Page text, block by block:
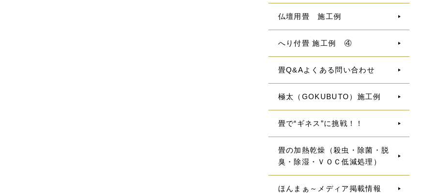
仏壇用畳 施工例
へり付畳 施工例 ④
畳Q&Aよくある問い合わせ
極太（GOKUBUTO）施工例
畳で“ギネス”に挑戦！！
畳の加熱乾燥（殺虫・除菌・脱
臭・除湿・ＶＯＣ低減処理）
ほんまぁ～メディア掲載情報